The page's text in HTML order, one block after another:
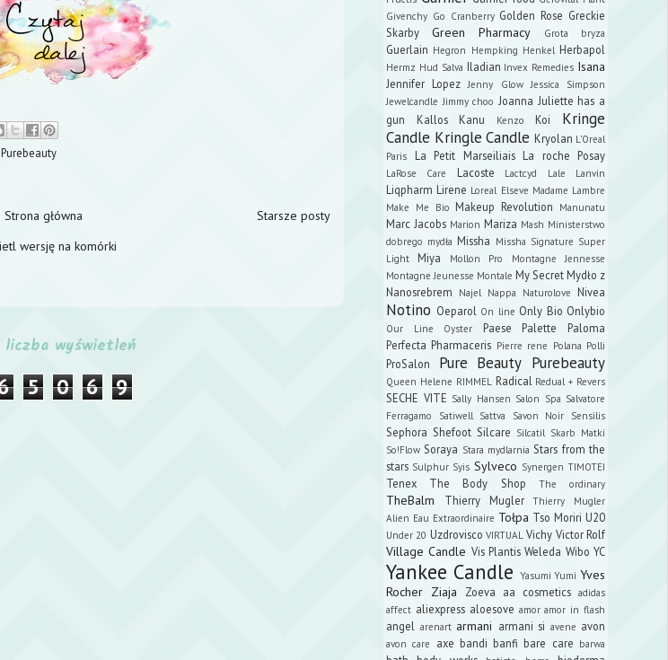
Purebeauty
Starsze posty
Strona główna
wersję na komórki
liczba wyświetleń
5 0 6 9
Givenchy Go Cranberry Golden Rose Greckie
Skarby
Green Pharmacy Grota bryza
Guerlain Hegron Hempking Henkel Herbapol
Hermz Hud Salva Iladian Invex Remedies Isana
Jennifer Lopez Jenny Glow Jessica Simpson
Jewelcandle Jimmy choo Joanna Juliette has a
gun
Kallos Kanu Kenzo Koi
Kringe
Candle Kringle Candle Kryolan L'Oreal
Paris
La Petit Marseiliais La roche Posay
LaRose Care Lacoste Lactcyd Lale Lanvin
Liqpharm Lirene Loreal Elseve Madame Lambre
Make Me Bio Makeup Revolution Manunatu
Marc Jacobs Marion Mariza Mash Ministerstwo
dobrego mydła Missha Missha Signature Super
Light
Miya Mollon Pro
Montagne Jennesse
Montagne Jeunesse Montale My Secret Mydło z
Nanosrebrem
Najel Nappa Naturolove Nivea
Notino Oeparol On line Only Bio Onlybio
Our Line Oyster Paese Palette
Paloma
Perfecta Pharmaceris Pierre rene Polana Polli
ProSalon Pure Beauty Purebeauty
Queen Helene RIMMEL Radical Redual + Revers
SECHE VITE Sally Hansen Salon Spa Salvatore
Ferragamo
Satiwell Sattva Savon Noir Sensilis
Sephora Shefoot Silcare Silcatil Skarb Matki
So!Flow Soraya Stara mydlarnia Stars from the
stars Sulphur Syis Sylveco Synergen TIMOTEI
Tenex The Body Shop The ordinary
TheBalm Thierry Mugler
Thierry Mugler
Alien Eau Extraordinaire Tołpa Tso Moriri U20
Under 20 Uzdrovisco VIRTUAL Vichy Victor Rolf
Village Candle Vis Plantis Weleda Wibo YC
Yankee Candle Yasumi Yumi Yves
Rocher Ziaja Zoeva aa cosmetics adidas
affect aliexpress aloesove amor amor in flash
angel arenart armani armani si avene avon
avon care axe bandi banfi bare care barwa